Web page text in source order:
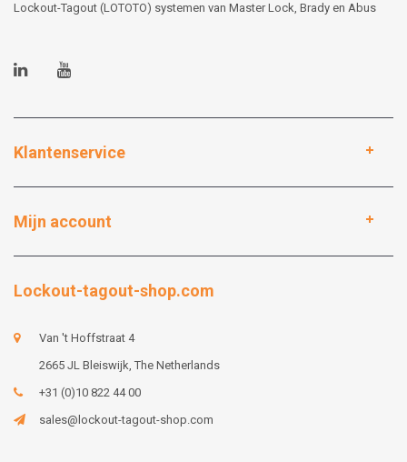
Lockout-Tagout (LOTOTO) systemen van Master Lock, Brady en Abus
Klantenservice
Mijn account
Lockout-tagout-shop.com
Van 't Hoffstraat 4
2665 JL Bleiswijk, The Netherlands
+31 (0)10 822 44 00
sales@lockout-tagout-shop.com